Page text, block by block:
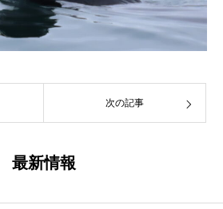
次の記事
最新情報